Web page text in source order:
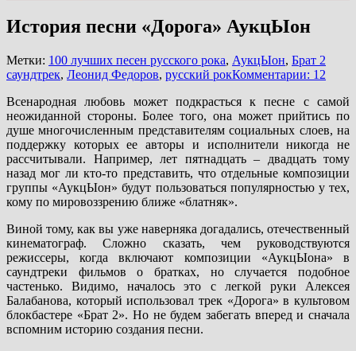
История песни «Дорога» АукцЫон
Метки: 100 лучших песен русского рока, АукцЫон, Брат 2
саундтрек, Леонид Федоров, русский рокКомментарии: 12
Всенародная любовь может подкрасться к песне с самой
неожиданной стороны. Более того, она может прийтись по
душе многочисленным представителям социальных слоев, на
поддержку которых ее авторы и исполнители никогда не
рассчитывали. Например, лет пятнадцать – двадцать тому
назад мог ли кто-то представить, что отдельные композиции
группы «АукцЫон» будут пользоваться популярностью у тех,
кому по мировоззрению ближе «блатняк».
Виной тому, как вы уже наверняка догадались, отечественный
кинематограф. Сложно сказать, чем руководствуются
режиссеры, когда включают композиции «АукцЫона» в
саундтреки фильмов о братках, но случается подобное
частенько. Видимо, началось это с легкой руки Алексея
Балабанова, который использовал трек «Дорога» в культовом
блокбастере «Брат 2». Но не будем забегать вперед и сначала
вспомним историю создания песни.